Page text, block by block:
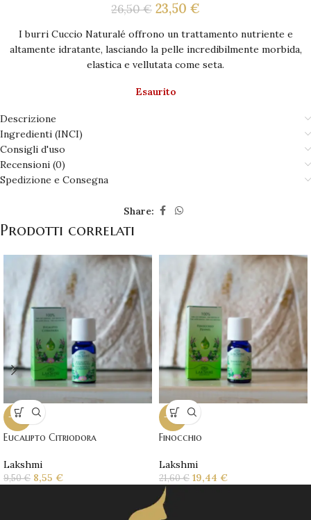
26,50€ 23,50 €
I burri Cuccio Naturalé offrono un trattamento nutriente e
altamente idratante, lasciando la pelle incredibilmente morbida,
elastica e vellutata come seta.
Esaurito
Descrizione
Ingredienti (INCI)
Consigli d'uso
Recensioni (0)
Spedizione e Consegna
Share:
Prodotti correlati
-10%
Eucalipto Citriodora
Lakshmi
9,50€ 8,55 €
-10%
Finocchio
Lakshmi
21,60€ 19,44 €